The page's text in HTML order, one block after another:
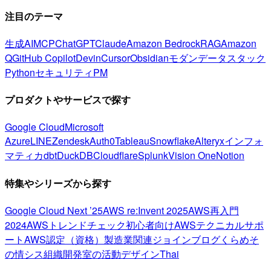
注目のテーマ
生成AIMCPChatGPTClaudeAmazon BedrockRAGAmazon
QGitHub CopilotDevinCursorObsidianモダンデータスタック
PythonセキュリティPM
プロダクトやサービスで探す
Google CloudMicrosoft
AzureLINEZendeskAuth0TableauSnowflakeAlteryxインフォ
マティカdbtDuckDBCloudflareSplunkVision OneNotion
特集やシリーズから探す
Google Cloud Next ’25AWS re:Invent 2025AWS再入門
2024AWSトレンドチェック初心者向けAWSテクニカルサポ
ートAWS認定（資格） 製造業関連ジョインブログくらめそ
の情シス組織開発室の活動デザインThai